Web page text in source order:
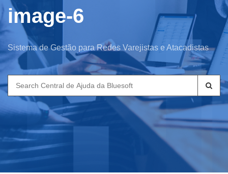
image-6
Sistema de Gestão para Redes Varejistas e Atacadistas
Search
for: